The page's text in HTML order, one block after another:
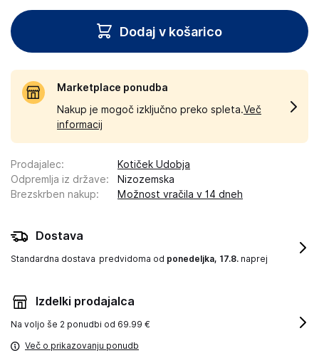
Dodaj v košarico
Marketplace ponudba
Nakup je mogoč izključno preko spleta.Več
informacij
Prodajalec:
Kotiček Udobja
Odpremlja iz države:
Nizozemska
Brezskrben nakup: Možnost vračila v 14 dneh
Dostava
Standardna dostava predvidoma od ponedeljka, 17.8. naprej
Izdelki prodajalca
Na voljo še 2 ponudbi od 69.99 €
Več o prikazovanju ponudb